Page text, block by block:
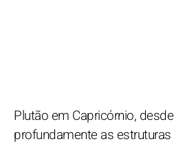
Plutão em Capricórnio,
profundamente as